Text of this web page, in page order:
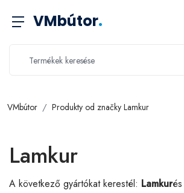
VMbútor.
VMbútor Produkty od značky Lamkur
Lamkur
A következő gyártókat kerestél: Lamkur